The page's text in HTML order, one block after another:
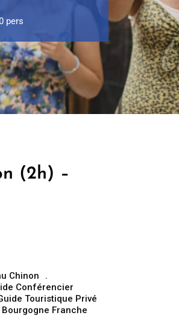
pers
(2h) –
Chinon
Conférencier
Touristique Privé
Franche